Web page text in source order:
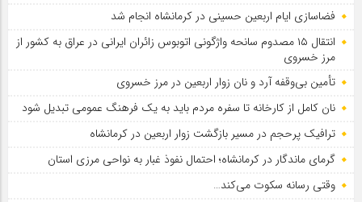
فضاسازی ایام اربعین حسینی در کرمانشاه انجام شد
انتقال ۱۵ مصدوم سانحه واژگونی اتوبوس زائران ایرانی در عراق به کشور از
مرز خسروی
تأمین بی‌وقفه آرد و نان زوار اربعین در مرز خسروی
نان کامل از کارخانه تا سفره مردم باید به یک فرهنگ عمومی تبدیل شود
ترافیک پرحجم در مسیر بازگشت زوار اربعین در کرمانشاه
گرمای ماندگار در کرمانشاه؛ احتمال نفوذ غبار به نواحی مرزی استان
وقتی رسانه سکوت می‌کند…